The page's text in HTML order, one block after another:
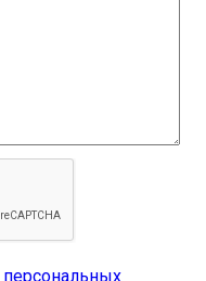
персональных